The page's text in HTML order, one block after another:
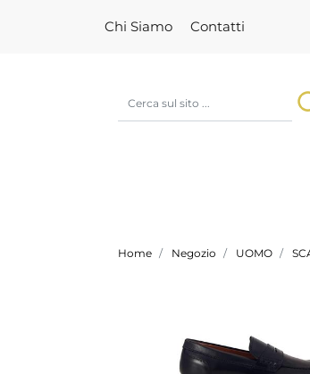
Chi Siamo Contatti
Home Negozio UOMO